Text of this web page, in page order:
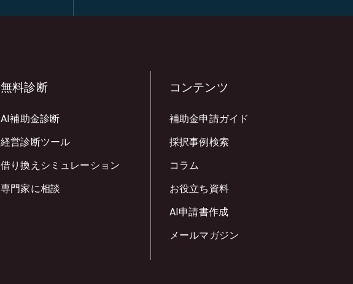
無料診断
AI補助金診断
経営診断ツール
借り換えシミュレーション
専門家に相談
コンテンツ
補助金申請ガイド
採択事例検索
コラム
お役立ち資料
AI申請書作成
メールマガジン